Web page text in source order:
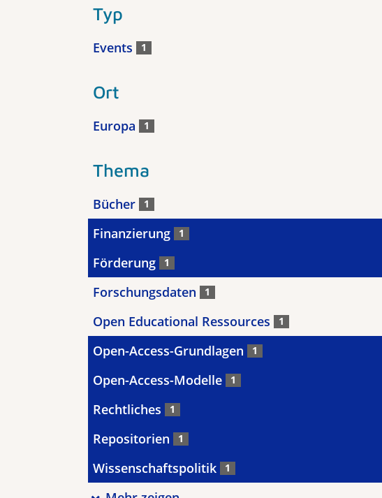
Typ
Events 1
Ort
Europa 1
Thema
Bücher 1
Finanzierung 1
Förderung 1
Forschungsdaten 1
Open Educational Ressources 1
Open-Access-Grundlagen 1
Open-Access-Modelle 1
Rechtliches 1
Repositorien 1
Wissenschaftspolitik 1